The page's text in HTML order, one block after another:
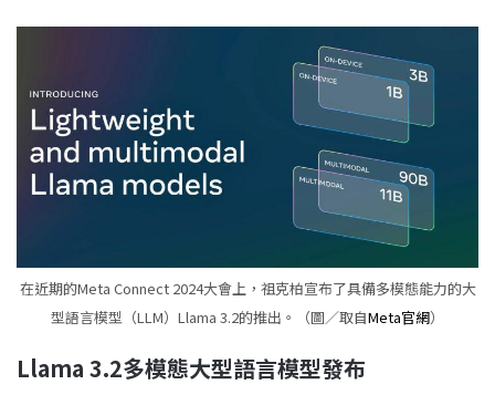
在近期的Meta Connect 2024大會上，祖克柏宣布了具備多模態能力的大
型語言模型（LLM）Llama 3.2的推出。（圖／取自Meta官網）
Llama 3.2多模態大型語言模型發布